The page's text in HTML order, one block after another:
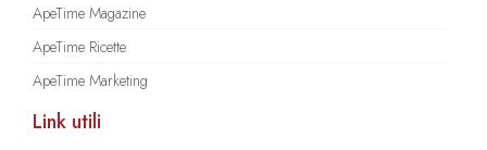
ApeTime Magazine
ApeTime Ricette
ApeTime Marketing
Link utili